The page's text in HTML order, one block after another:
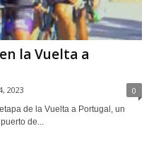
la Vuelta a
2023 0
de la Vuelta a Portugal, un
de...